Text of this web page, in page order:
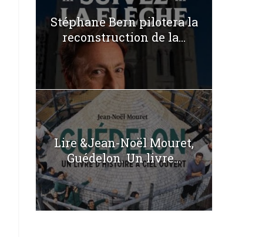
Stéphane Bern pilotera la
reconstruction de la...
Lire &Jean-Noël Mouret,
Guédelon. Un livre...